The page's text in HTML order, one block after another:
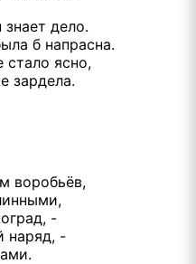
дело.
б напрасна.
стало ясно,
зардела.
воробьёв,
-
наряд, -